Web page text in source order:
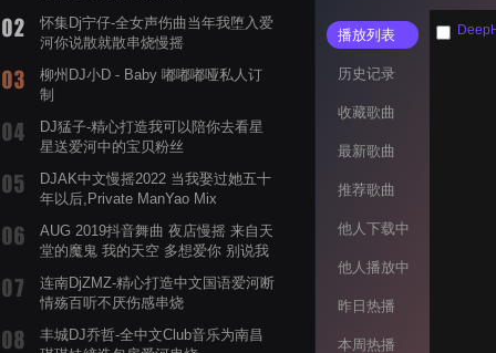
怀集Dj宁仔-全女声伤曲当年我堕入爱
河你说散就散串烧慢摇
柳州DJ小D - Baby 嘟嘟嘟哑私人订
制
DJ猛子-精心打造我可以陪你去看星
星送爱河中的宝贝粉丝
DJAK中文慢摇2022 当我娶过她五十
年以后,Private ManYao Mix
AUG 2019抖音舞曲 夜店慢摇 来自天
堂的魔鬼 我的天空 多想爱你 别说我
连南DjZMZ-精心打造中文国语爱河断
情殇百听不厌伤感串烧
丰城DJ乔哲-全中文Club音乐为南昌
播放列表
历史记录
收藏歌曲
最新歌曲
推荐歌曲
他人下载中
他人播放中
昨日热播
本周热播